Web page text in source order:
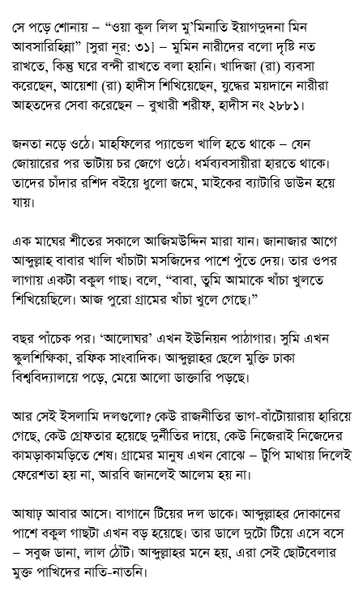
সে পড়ে শোনায় — “ওয়া কুল লিল মু’মিনাতি ইয়াগদুদনা মিন
আবসারিহিন্না” [সুরা নূর: ৩১] — মুমিন নারীদের বলো দৃষ্টি নত
রাখতে, কিন্তু ঘরে বন্দী রাখতে বলা হয়নি। খাদিজা (রা) ব্যবসা
করেছেন, আয়েশা (রা) হাদীস শিখিয়েছেন, যুদ্ধের ময়দানে নারীরা
আহতদের সেবা করেছেন — বুখারী শরীফ, হাদীস নং ২৮৮১।
জনতা নড়ে ওঠে। মাহফিলের প্যান্ডেল খালি হতে থাকে — যেন
জোয়ারের পর ভাটায় চর জেগে ওঠে। ধর্মব্যবসায়ীরা হারতে থাকে।
তাদের চাঁদার রশিদ বইয়ে ধুলো জমে, মাইকের ব্যাটারি ডাউন হয়ে
যায়।
এক মাঘের শীতের সকালে আজিমউদ্দিন মারা যান। জানাজার আগে
আব্দুল্লাহ বাবার খালি খাঁচাটা মসজিদের পাশে পুঁতে দেয়। তার ওপর
লাগায় একটা বকুল গাছ। বলে, “বাবা, তুমি আমাকে খাঁচা খুলতে
শিখিয়েছিলে। আজ পুরো গ্রামের খাঁচা খুলে গেছে।”
বছর পাঁচেক পর। ‘আলোঘর’ এখন ইউনিয়ন পাঠাগার। সুমি এখন
স্কুলশিক্ষিকা, রফিক সাংবাদিক। আব্দুল্লাহর ছেলে মুক্তি ঢাকা
বিশ্ববিদ্যালয়ে পড়ে, মেয়ে আলো ডাক্তারি পড়ছে।
আর সেই ইসলামি দলগুলো? কেউ রাজনীতির ভাগ-বাঁটোয়ারায় হারিয়ে
গেছে, কেউ গ্রেফতার হয়েছে দুর্নীতির দায়ে, কেউ নিজেরাই নিজেদের
কামড়াকামড়িতে শেষ। গ্রামের মানুষ এখন বোঝে — টুপি মাথায় দিলেই
ফেরেশতা হয় না, আরবি জানলেই আলেম হয় না।
আষাঢ় আবার আসে। বাগানে টিয়ের দল ডাকে। আব্দুল্লাহর দোকানের
পাশে বকুল গাছটা এখন বড় হয়েছে। তার ডালে দুটো টিয়ে এসে বসে
— সবুজ ডানা, লাল ঠোঁট। আব্দুল্লাহর মনে হয়, এরা সেই ছোটবেলার
মুক্ত পাখিদের নাতি-নাতনি।